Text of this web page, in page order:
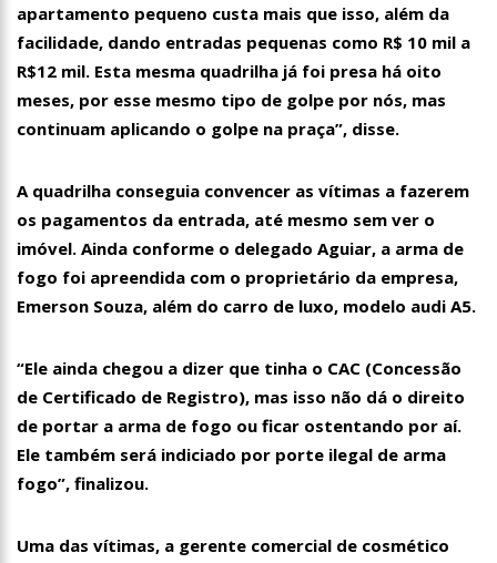
16:58 Vem ai o Bloco das Abandonadas do Nucleo 13 na
apartamento pequeno custa mais que isso, além da
facilidade, dando entradas pequenas como R$ 10 mil a
R$12 mil. Esta mesma quadrilha já foi presa há oito
meses, por esse mesmo tipo de golpe por nós, mas
continuam aplicando o golpe na praça”, disse.
A quadrilha conseguia convencer as vítimas a fazerem
os pagamentos da entrada, até mesmo sem ver o
imóvel. Ainda conforme o delegado Aguiar, a arma de
fogo foi apreendida com o proprietário da empresa,
Emerson Souza, além do carro de luxo, modelo audi A5.
“Ele ainda chegou a dizer que tinha o CAC (Concessão
de Certificado de Registro), mas isso não dá o direito
de portar a arma de fogo ou ficar ostentando por aí.
Ele também será indiciado por porte ilegal de arma
fogo”, finalizou.
Uma das vítimas, a gerente comercial de cosmético